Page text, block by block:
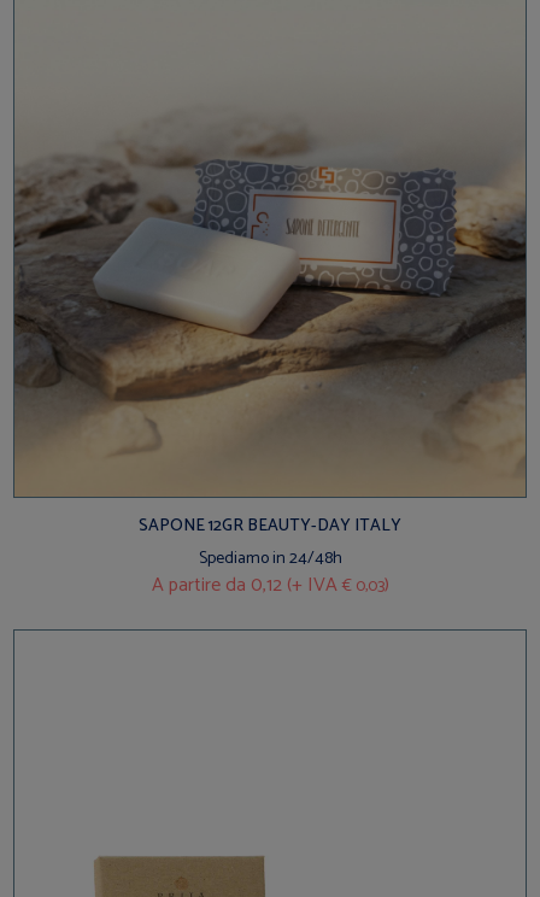
SAPONE 12GR BEAUTY-DAY ITALY
Spediamo in 24/48h
A partire da 0,12 (+ IVA€ 0,03)